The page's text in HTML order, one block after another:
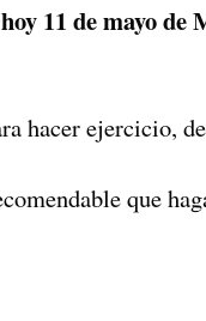
11 de mayo
hacer ejercicio,
que